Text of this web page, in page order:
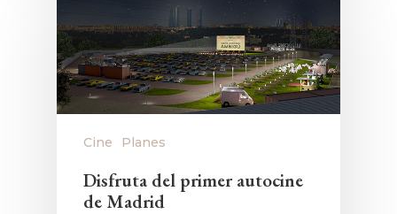
Cine Planes
Disfruta del primer autocine
de Madrid